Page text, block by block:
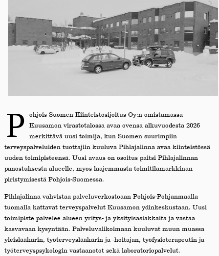
P
ohjois-Suomen Kiinteistösijoitus Oy:n omistamassa
Kuusamon virastotalossa avaa ovensa alkuvuodesta 2026
merkittävä uusi toimija, kun Suomen suurimpiin
terveyspalveluiden tuottajiin kuuluva Pihlajalinna avaa kiinteistössä
uuden toimipisteensä. Uusi avaus on osoitus paitsi Pihlajalinnan
panostuksesta alueelle, myös laajemmasta toimitilamarkkinan
piristymisestä Pohjois-Suomessa.
Pihlajalinna vahvistaa palveluverkostoaan Pohjois-Pohjanmaalla
tuomalla kattavat terveyspalvelut Kuusamon ydinkeskustaan. Uusi
toimipiste palvelee alueen yritys- ja yksityisasiakkaita ja vastaa
kasvavaan kysyntään. Palveluvalikoimaan kuuluvat muun muassa
yleislääkärin, työterveyslääkärin ja -hoitajan, työfysioterapeutin ja
työterveyspsykologin vastaanotot sekä laboratoriopalvelut.